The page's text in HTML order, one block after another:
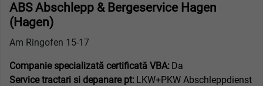
ABS Abschlepp & Bergeservice Hagen
(Hagen)
Am Ringofen 15-17
Companie specializată certificată VBA: Da
Service tractari si depanare pt: LKW+PKW Abschleppdienst